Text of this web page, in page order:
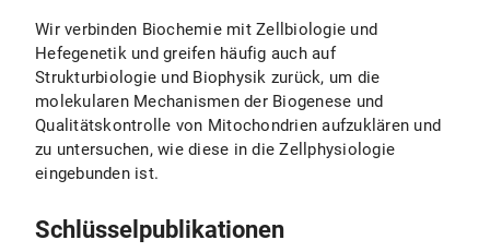
Wir verbinden Biochemie mit Zellbiologie und
Hefegenetik und greifen häufig auch auf
Strukturbiologie und Biophysik zurück, um die
molekularen Mechanismen der Biogenese und
Qualitätskontrolle von Mitochondrien aufzuklären und
zu untersuchen, wie diese in die Zellphysiologie
eingebunden ist.
Schlüsselpublikationen